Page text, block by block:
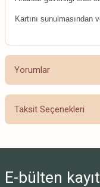
Kartını
Yorumlar
Bu
Taksit Seçenekleri
E-bülten kayıt